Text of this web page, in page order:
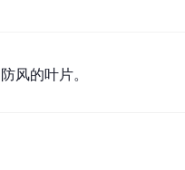
风的叶片。